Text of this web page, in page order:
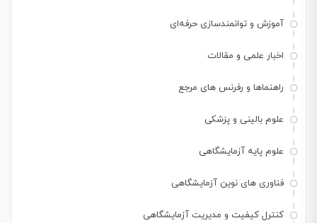
آموزش و توانمندسازی حرفه‌ای
اخبار علمی و مقالات
راهنماها و رفرنس های مرجع
علوم بالینی و پزشکی
علوم پایه آزمایشگاهی
فناوری های نوین آزمایشگاهی
کنترل کیفیت و مدیریت آزمایشگاهی